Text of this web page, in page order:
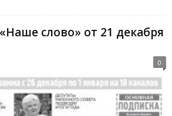
слово» от 21 декабря
0